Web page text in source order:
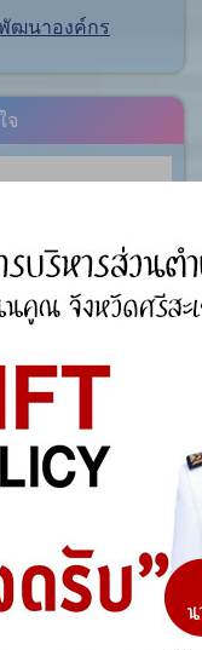
ฒนาองค์กร
จ
อสร้าง ประเภท
น
หว่างหมู่บ้านและ
ดเล็ก
แก่